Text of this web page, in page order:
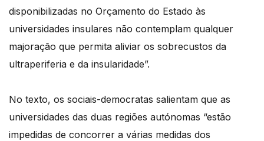
disponibilizadas no Orçamento do Estado às
universidades insulares não contemplam qualquer
majoração que permita aliviar os sobrecustos da
ultraperiferia e da insularidade”.
No texto, os sociais-democratas salientam que as
universidades das duas regiões autónomas “estão
impedidas de concorrer a várias medidas dos